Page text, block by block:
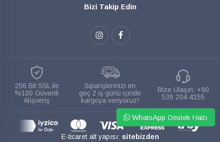
Bizi Takip Edin
256 Bit SSL ile
%100 Güvenli
Alışveriş
Siparişlerinizi en
geç 2 iş günü içinde
kargoya veriyoruz!
Bize Ulaşın: +90
539 204 4155
E-ticaret alt yapısı: sitebizden
WhatsApp Destek Hattı